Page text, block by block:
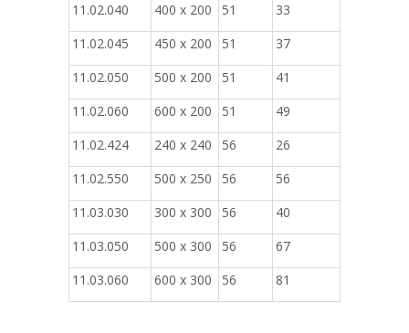
11.02.040
400 x 200 51
33
11.02.045
450 x 200 51
37
11.02.050
500 x 200 51
41
11.02.060
600 x 200 51
49
11.02.424
240 x 240 56
26
11.02.550
500 x 250 56
56
11.03.030
300 x 300 56
40
11.03.050
500 x 300 56
67
11.03.060
600 x 300 56 81